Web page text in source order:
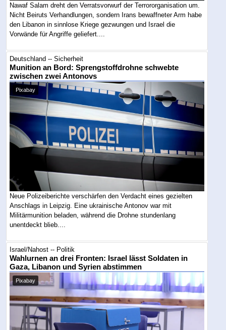
Nawaf Salam dreht den Verratsvorwurf der Terrororganisation um.
Nicht Beiruts Verhandlungen, sondern Irans bewaffneter Arm habe
den Libanon in sinnlose Kriege gezwungen und Israel die
Vorwände für Angriffe geliefert....
Deutschland -- Sicherheit
Munition an Bord: Sprengstoffdrohne schwebte
zwischen zwei Antonovs
Pixabay
Neue Polizeiberichte verschärfen den Verdacht eines gezielten
Anschlags in Leipzig. Eine ukrainische Antonov war mit
Militärmunition beladen, während die Drohne stundenlang
unentdeckt blieb....
Israel/Nahost -- Politik
Wahlurnen an drei Fronten: Israel lässt Soldaten in
Gaza, Libanon und Syrien abstimmen
Pixabay